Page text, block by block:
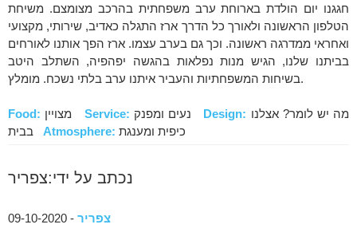
חגגנו יום הולדת בארוחת ערב משפחתית בהרכב מצומצם. משיחת
הטלפון הראשונה ולאורך כל הדרך ארז התגלה כאדיב, שירותי, מקצועי
ואחראי ממדרגה ראשונה. וכך גם בערב עצמו. ארז הפך אותנו לאורחים
בביתנו שלנו, הגיש מנות נפלאות בהגשה יפהפיה, השתלב היטב
בשיחות המשפחתיות והעביר איתנו ערב בלתי נשכח. מומלץ.
Food: Service: Design:
Atmosphere: כיפית ומענגת
נכתב על ידי:צפריר
צפריר - 09-10-2020